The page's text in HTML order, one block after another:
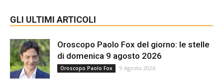
GLI ULTIMI ARTICOLI
Oroscopo Paolo Fox del giorno: le stelle
di domenica 9 agosto 2026
Oroscopo Paolo Fox 9 Agosto 2026